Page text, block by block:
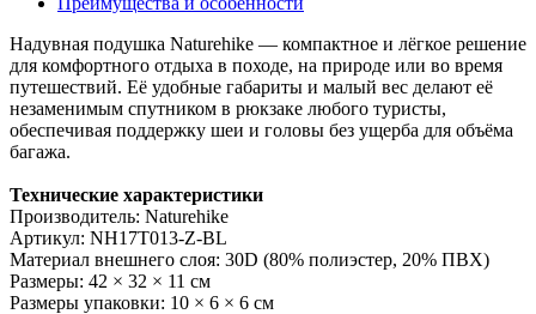
Надувная подушка Naturehike — компактное и лёгкое решение
для комфортного отдыха в походе, на природе или во время
путешествий. Её удобные габариты и малый вес делают её
незаменимым спутником в рюкзаке любого туристы,
обеспечивая поддержку шеи и головы без ущерба для объёма
багажа.
Технические характеристики
Производитель: Naturehike
Артикул: NH17T013-Z-BL
Материал внешнего слоя: 30D (80% полиэстер, 20% ПВХ)
Размеры: 42 × 32 × 11 см
Размеры упаковки: 10 × 6 × 6 см